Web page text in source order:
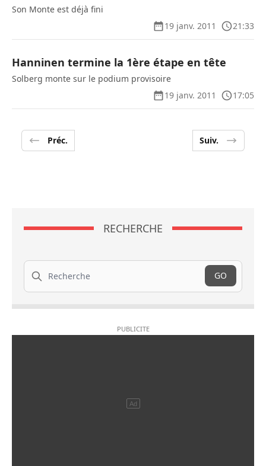
Son Monte est déjà fini
19 janv. 2011
21:33
Hanninen termine la 1ère étape en tête
Solberg monte sur le podium provisoire
19 janv. 2011
17:05
Préc. Suiv.
RECHERCHE
Recherche
GO